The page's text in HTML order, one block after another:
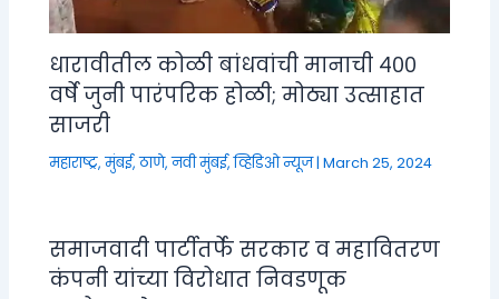
धारावीतील कोळी बांधवांची मानाची ४००
वर्षे जुनी पारंपरिक होळी; मोठ्या उत्साहात
साजरी
महाराष्ट्र,मुंबई, ठाणे, नवी मुंबई,व्हिडिओ न्यूज|March 25, 2024
समाजवादी पार्टीतर्फे सरकार व महावितरण
कंपनी यांच्या विरोधात निवडणूक